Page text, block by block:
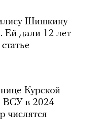
Шишкину
Ей дали 12 лет
Курской
ВСУ в 2024
числятся